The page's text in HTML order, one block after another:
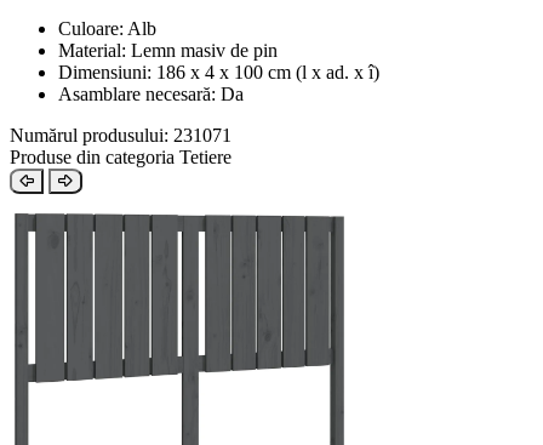
Culoare: Alb
Material: Lemn masiv de pin
Dimensiuni: 186 x 4 x 100 cm (l x ad. x î)
Asamblare necesară: Da
Numărul produsului: 231071
Produse din categoria Tetiere